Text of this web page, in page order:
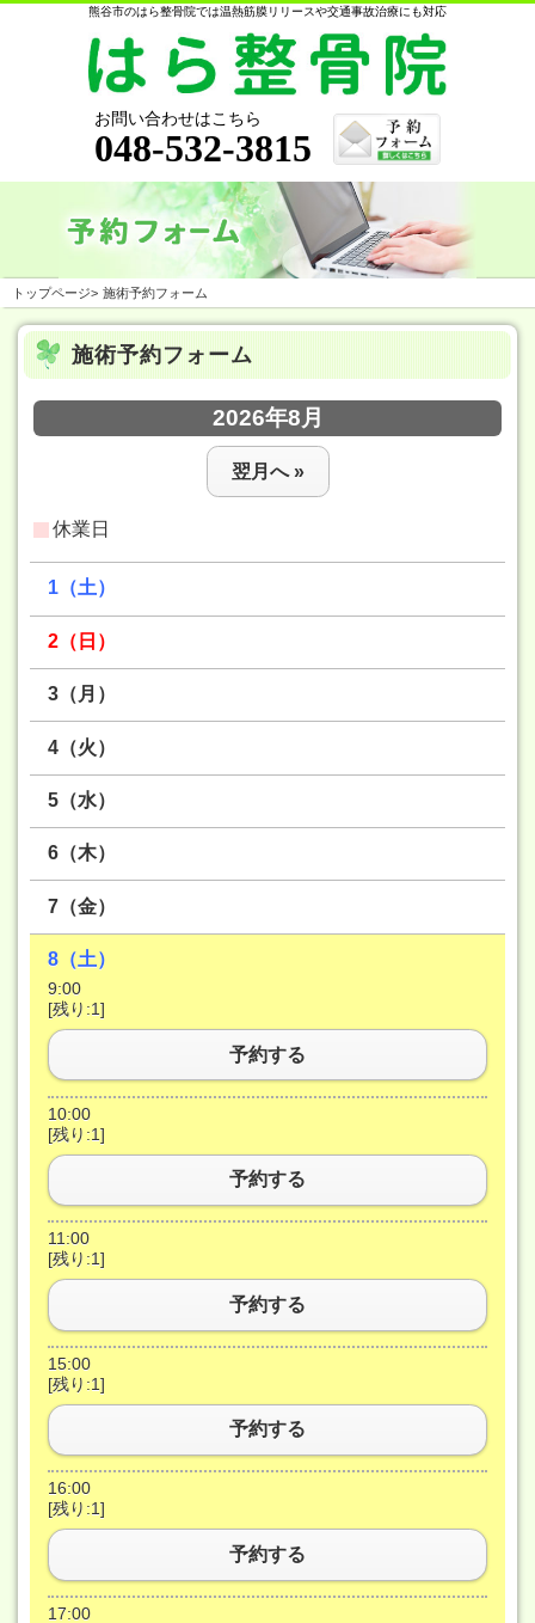
熊谷市のはら整骨院では温熱筋膜リリースや交通事故治療にも対応
お問い合わせはこちら
048-532-3815
トップページ> 施術予約フォーム
施術予約フォーム